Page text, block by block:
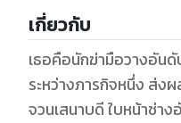
เกี่ยวกับ
เธอคือนักฆ่ามือวางอัน
ระหว่างภารกิจหนึ่ง ส่
จวนเสนาบดี ใบหน้าช่า